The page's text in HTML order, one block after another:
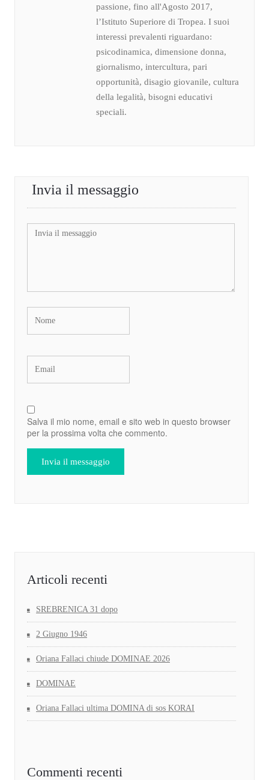
passione, fino all'Agosto 2017,
l’Istituto Superiore di Tropea. I suoi
interessi prevalenti riguardano:
psicodinamica, dimensione donna,
giornalismo, intercultura, pari
opportunità, disagio giovanile, cultura
della legalità, bisogni educativi
speciali.
Invia il messaggio
Salva il mio nome, email e sito web in questo browser
per la prossima volta che commento.
Articoli recenti
SREBRENICA 31 dopo
2 Giugno 1946
Oriana Fallaci chiude DOMINAE 2026
DOMINAE
Oriana Fallaci ultima DOMINA di sos KORAI
Commenti recenti